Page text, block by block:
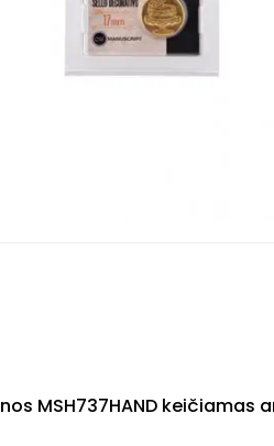
MSH737HAND keičiamas